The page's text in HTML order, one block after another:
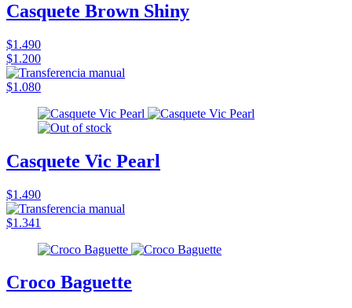
Casquete Brown Shiny
$1.490
$1.200
$1.080
Casquete Vic Pearl
$1.490
$1.341
Croco Baguette